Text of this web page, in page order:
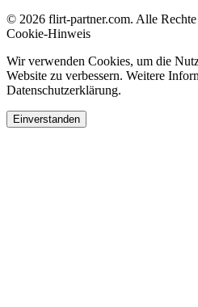
© 2026 flirt-partner.com. Alle Rechte
Cookie-Hinweis
Wir verwenden Cookies, um die
Website zu verbessern. Weitere
Datenschutzerklärung.
Einverstanden